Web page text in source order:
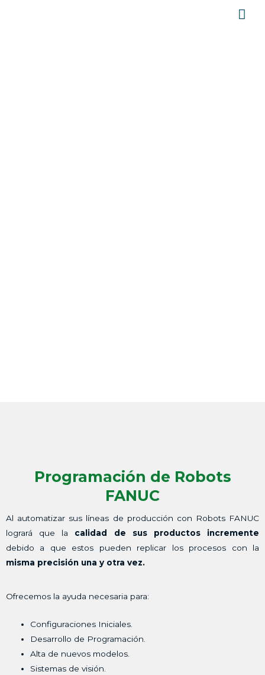
Programación de Robots
FANUC
Al automatizar sus líneas de producción con Robots FANUC
logrará que la calidad de sus productos incremente
debido a que estos pueden replicar los procesos con la
misma precisión una y otra vez.
Ofrecemos la ayuda necesaria para:
Configuraciones Iniciales.
Desarrollo de Programación.
Alta de nuevos modelos.
Sistemas de visión.